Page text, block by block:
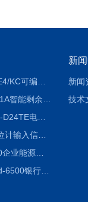
ACR10RH-D24TE电力仪表外置开口式互感器
BM100电位计输入信号隔离器
Acrel-7000企业能源管控平台
AcrelCloud-6500银行业安全用电能耗云平台
新
新闻
技术